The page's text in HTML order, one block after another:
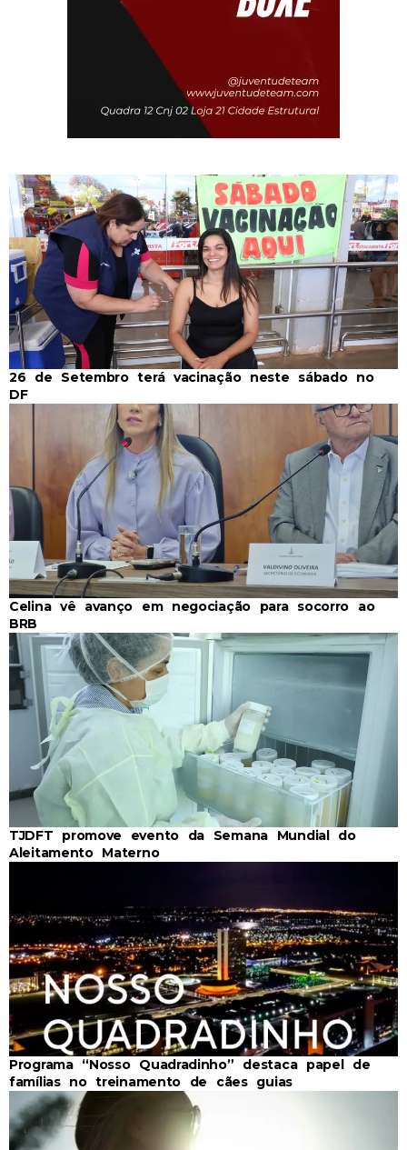
26 de Setembro terá vacinação neste sábado no
DF
Celina vê avanço em negociação para socorro ao
BRB
TJDFT promove evento da Semana Mundial do
Aleitamento Materno
Programa “Nosso Quadradinho” destaca papel de
famílias no treinamento de cães guias